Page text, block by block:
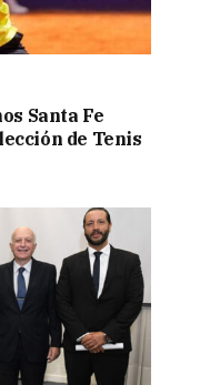
Santa Fe
de Tenis